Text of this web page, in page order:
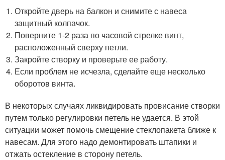
Откройте дверь на балкон и снимите с навеса
защитный колпачок.
Поверните 1-2 раза по часовой стрелке винт,
расположенный сверху петли.
Закройте створку и проверьте ее работу.
Если проблем не исчезла, сделайте еще несколько
оборотов винта.
В некоторых случаях ликвидировать провисание створки
путем только регулировки петель не удается. В этой
ситуации может помочь смещение стеклопакета ближе к
навесам. Для этого надо демонтировать штапики и
отжать остекление в сторону петель.